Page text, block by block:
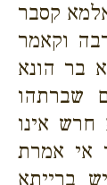
קסבר
וקאמר
בר הונא
שברתהו
אינו
אי אמרת
ברייתא